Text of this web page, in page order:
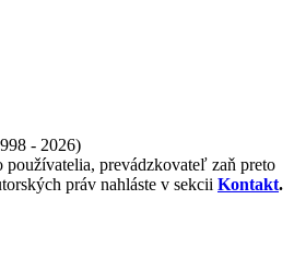
- 2026)
používatelia, prevádzkovateľ zaň preto
práv nahláste v sekcii Kontakt.